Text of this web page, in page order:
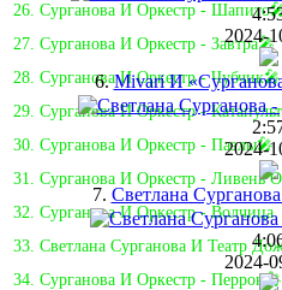
26. Сурганова И Оркестр -
27. Сурганова И Оркестр - Завтра🎤
28. Сурганова И Оркестр - Чубчик🎤
29. Сурганова И Оркестр -
30. Сурганова И Оркестр - Пазлы🎤
31. Сурганова И Оркестр - Ливень
32. Сурганова И Оркестр - Волчица
33. Светлана Сурганова И Театр
34. Сурганова И Оркестр - Перрон🎤
2024-
6.Mivari И
2024-
7. Светлана
2024-